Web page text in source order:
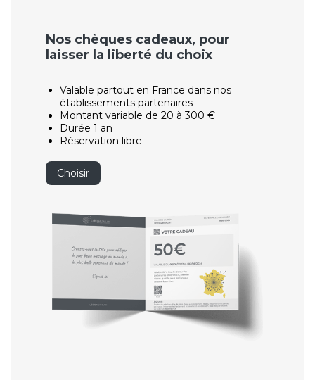
Nos chèques cadeaux, pour
laisser la liberté du choix
Valable partout en France dans nos
établissements partenaires
Montant variable de 20 à 300 €
Durée 1 an
Réservation libre
Choisir